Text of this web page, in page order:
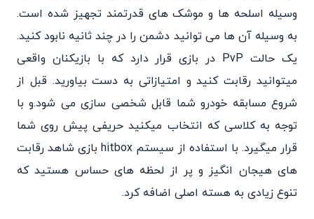
وسیله اسلحه ها و موشک های قدرتمند تجهیز شده است.
به وسیله آن ها می توانید دشمن را در چند ثانیه نابود کنید.
یک حالت PvP در بازی قرار دارد که با بازیکنان واقعی
میتوانید رقابت کنید و امتیازاتی به دست بیاورید. قبل از
شروع مسابقه خودرو شما قابل شخصی سازی می شود.و با
توجه به کلاسی که انتخاب میکنید حریفی پیش روی شما
قرار میگیرد. با استفاده از سیستم hitbox بازی شاهد رقابت
های هیجان انگیز و پر از لحظه های حساس هستید که
تنوع زیادی به هسته اصلی اضافه کرد.